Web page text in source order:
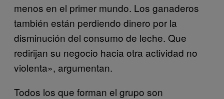
menos en el primer mundo. Los ganaderos
también están perdiendo dinero por la
disminución del consumo de leche. Que
redirijan su negocio hacia otra actividad no
violenta», argumentan.
Todos los que forman el grupo son